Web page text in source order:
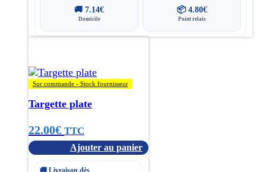
🚚7.14€
Domicile
📦 4.80€
Point relais
Sur commande - Stock fournisseur
Targette plate
22.00€ TTC
Ajouter au panier
🚚 Livraison dès